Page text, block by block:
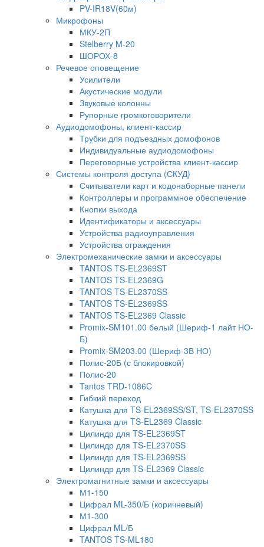
PV-IR18V(60м)
Микрофоны
МКУ-2П
Stelberry M-20
ШОРОХ-8
Речевое оповещение
Усилители
Акустические модули
Звуковые колонны
Рупорные громкоговорители
Аудиодомофоны, клиент-кассир
Трубки для подъездных домофонов
Индивидуальные аудиодомофоны
Переговорные устройства клиент-кассир
Системы контроля доступа (СКУД)
Считыватели карт и кодонаборные панели
Контроллеры и программное обеспечение
Кнопки выхода
Идентификаторы и аксессуары
Устройства радиоуправления
Устройства ограждения
Электромеханические замки и аксессуары
TANTOS TS-EL2369ST
TANTOS TS-EL2369G
TANTOS TS-EL2370SS
TANTOS TS-EL2369SS
TANTOS TS-EL2369 Classic
Promix-SM101.00 белый (Шериф-1 лайт НО-
Б)
Promix-SM203.00 (Шериф-3В НО)
Полис-20Б (с блокировкой)
Полис-20
Tantos TRD-1086C
Гибкий переход
Катушка для TS-EL2369SS/ST, TS-EL2370SS
Катушка для TS-EL2369 Classic
Цилиндр для TS-EL2369ST
Цилиндр для TS-EL2370SS
Цилиндр для TS-EL2369SS
Цилиндр для TS-EL2369 Classic
Электромагнитные замки и аксессуары
М1-150
Цифрал ML-350/Б (коричневый)
М1-300
Цифрал ML/Б
TANTOS TS-ML180